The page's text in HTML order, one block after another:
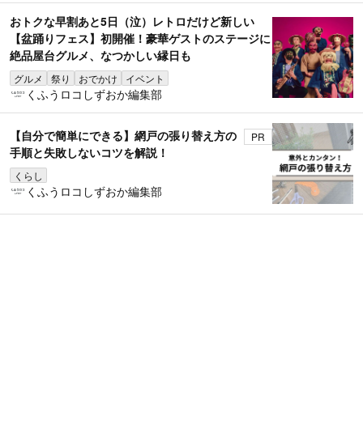
おトクな早割あと5日（泣）レトロだけど新しい
【盆踊りフェス】初開催！豪華ゲストのステージに
絶品屋台グルメ、なつかしい縁日も
グルメ 祭り おでかけ イベント
くふうロコしずおか編集部
【自分で簡単にできる】網戸の張り替え方の
手順と失敗しないコツを解説！
くらし
PR
くふうロコしずおか編集部